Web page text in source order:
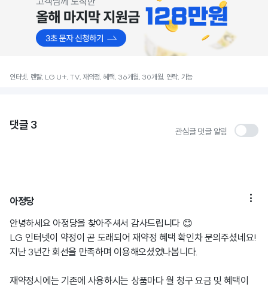
인터넷, 렌탈, LG U+, TV, 재약정, 혜택, 36개월, 30개월, 연락, 가능
댓글 3 관심글 댓글 알림
아정당 
안녕하세요 아정당을 찾아주셔서 감사드립니다 😊
LG 인터넷이 약정이 곧 도래되어 재약정 혜택 확인차 문의주셨네요!
지난 3년간 회선을 만족하며 이용해오셨었나봅니다.
재약정시에는 기존에 사용하시는 상품마다 월 청구 요금 및 혜택이